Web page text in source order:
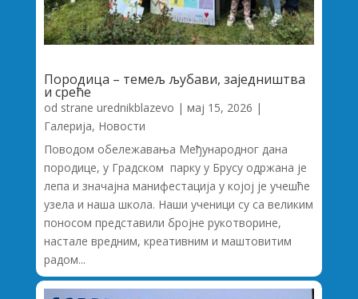
Породица – темељ љубави, заједништва
и среће
od strane urednikblazevo | мај 15, 2026 |
Галерија, Новости
Поводом обележавања Међународног дана
породице, у Градском парку у Брусу одржана је
лепа и значајна манифестација у којој је учешће
узела и наша школа. Наши ученици су са великим
поносом представили бројне рукотворине,
настале вредним, креативним и маштовитим
радом...